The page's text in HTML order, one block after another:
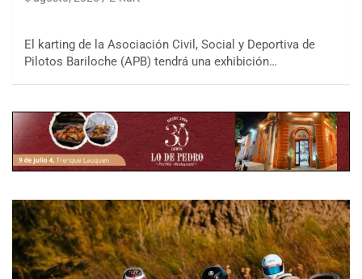
El karting de la Asociación Civil, Social y Deportiva de
Pilotos Bariloche (APB) tendrá una exhibición…